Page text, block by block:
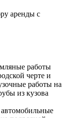
аренды с
работы
черте и
работы на
из кузова